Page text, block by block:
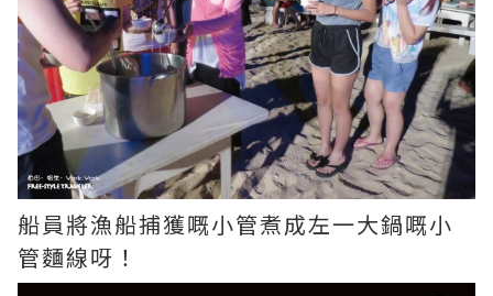
船員將漁船捕獲嘅小管煮成左一大鍋嘅小
管麵線呀！